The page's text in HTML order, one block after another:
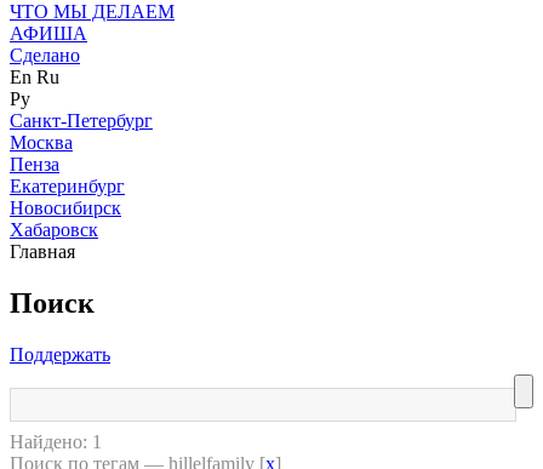
ЧТО МЫ ДЕЛАЕМ
АФИША
Сделано
En Ru
Ру
Санкт-Петербург
Москва
Пенза
Екатеринбург
Новосибирск
Хабаровск
Главная
Поиск
Поддержать
Найдено: 1
Поиск по тегам — hillelfamily [x]